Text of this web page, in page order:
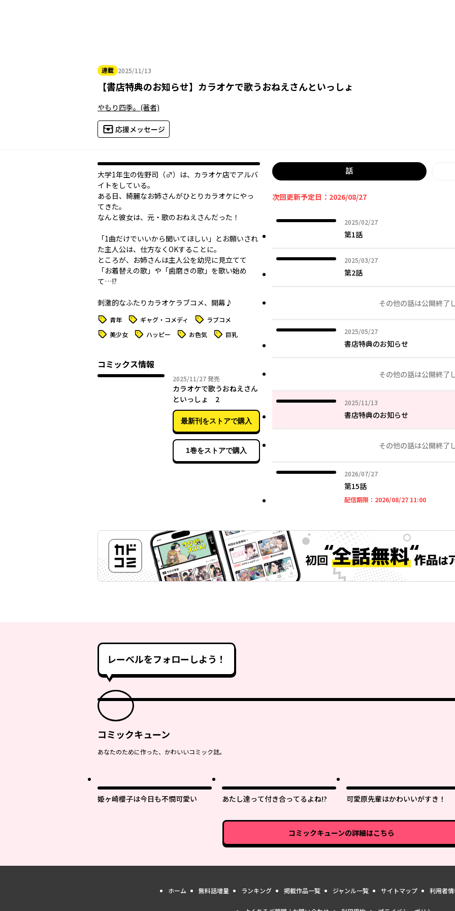
連載 2025/11/13
2025年11月13日
【書店特典のお知らせ】 カラオケで歌うおねえさんといっしょ
やもり四季。 (著者)
応援メッセージ
大学1年生の佐野司（♂）は、カラオケ店でアルバ
イトをしている。
ある日、綺麗なお姉さんがひとりカラオケにやっ
てきた。
なんと彼女は、元・歌のおねえさんだった！
「1曲だけでいいから聞いてほしい」とお願いされ
た主人公は、仕方なくOKすることに。
ところが、お姉さんは主人公を幼児に見立てて
「お着替えの歌」や「歯磨きの歌」を歌い始め
て…!?
刺激的なふたりカラオケラブコメ、開幕♪
タグ 青年 タグ ギャグ・コメディ タグ ラブコメ
タグ 美少女 タグ ハッピー タグ お色気 タグ 巨乳
コミックス情報
2025/11/272025年11月27日
発売
カラオケで歌うおねえさん
といっしょ 2
最新刊をストアで購入
1巻をストアで購入
話
次回更新予定日：2026/08/27
2025/02/27
2025年02月27日
第1話
2025/03/27
2025年03月27日
第2話
その他の話は公開終了
2025/05/27
2025年05月27日
書店特典のお知らせ
その他の話は公開終了
2025/11/13
2025年11月13日
書店特典のお知らせ
その他の話は公開終了
2026/07/27
2026年07月27日
第15話
配信期限： 2026/08/27 11:002026年08
レーベルをフォローしよう！
コミックキューン
あなたのために作った、かわいいコミック誌。
姫ヶ崎櫻子は今日も不憫可愛い あたし達って付き合ってるよね!? 可愛原先輩はかわいいがすき！
コミックキューンの詳細はこちら
ホーム 無料話増量 ランキング 掲載作品一覧 ジャンル一覧 サイトマップ 利用者